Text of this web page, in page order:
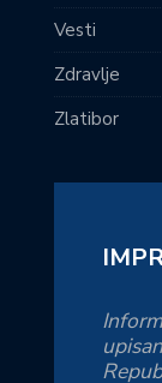
Vesti
Zdravlje
Zlatibor